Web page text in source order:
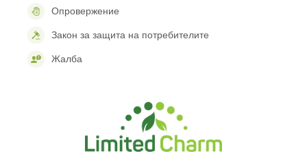
Опровержение
Закон за защита на потребителите
Жалба